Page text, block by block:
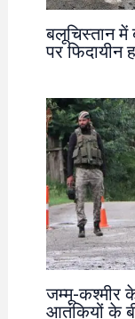
बलूचिस्तान में
पर फिदायीन
जम्मू-कश्मीर
आतंकियों के